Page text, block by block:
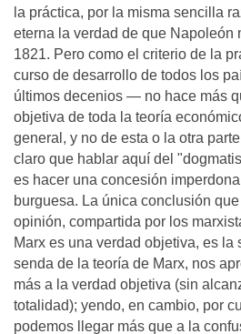
la práctica, por la misma sencilla
eterna la verdad de que Napoleón
1821. Pero como el criterio de la
curso de desarrollo de todos los
últimos decenios — no hace más
objetiva de toda la teoría
general, y no de esta o la otra
claro que hablar aquí del
es hacer una concesión
burguesa. La única conclusión
opinión, compartida por los
Marx es una verdad objetiva, es la
senda de la teoría de Marx, nos
más a la verdad objetiva (sin
totalidad); yendo, en cambio, por
podemos llegar más que a la